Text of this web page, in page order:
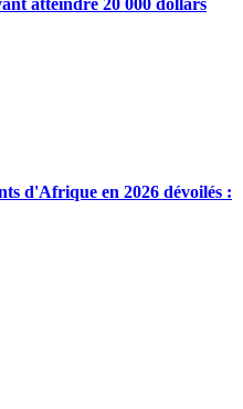
d'Afrique en 2026 dévoilés :